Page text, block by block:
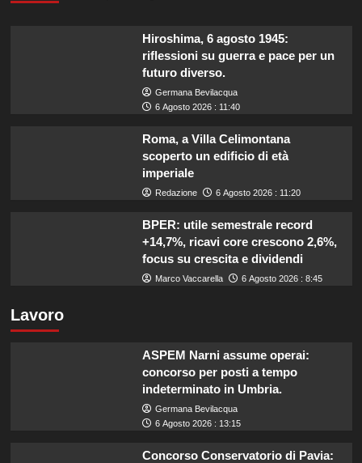
Hiroshima, 6 agosto 1945:
riflessioni su guerra e pace per un
futuro diverso.
Germana Bevilacqua
6 Agosto 2026 : 11:40
Roma, a Villa Celimontana
scoperto un edificio di età
imperiale
Redazione 6 Agosto 2026 : 11:20
BPER: utile semestrale record
+14,7%, ricavi core crescono 2,6%,
focus su crescita e dividendi
Marco Vaccarella 6 Agosto 2026 : 8:45
Lavoro
ASPEM Narni assume operai:
concorso per posti a tempo
indeterminato in Umbria.
Germana Bevilacqua
6 Agosto 2026 : 13:15
Concorso Conservatorio di Pavia: